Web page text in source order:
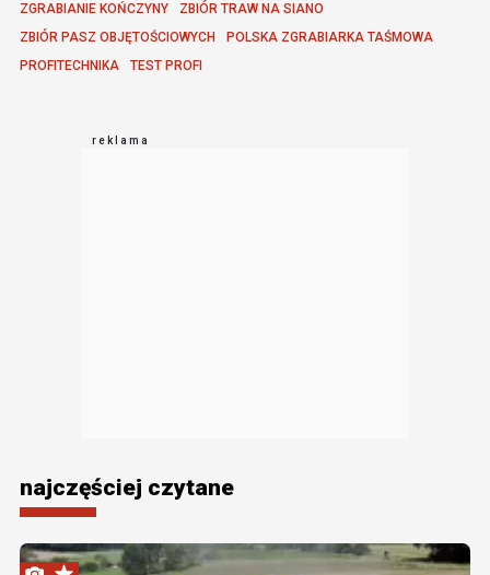
ZGRABIANIE KOŃCZYNY
ZBIÓR TRAW NA SIANO
ZBIÓR PASZ OBJĘTOŚCIOWYCH
POLSKA ZGRABIARKA TAŚMOWA
PROFITECHNIKA
TEST PROFI
najczęściej czytane